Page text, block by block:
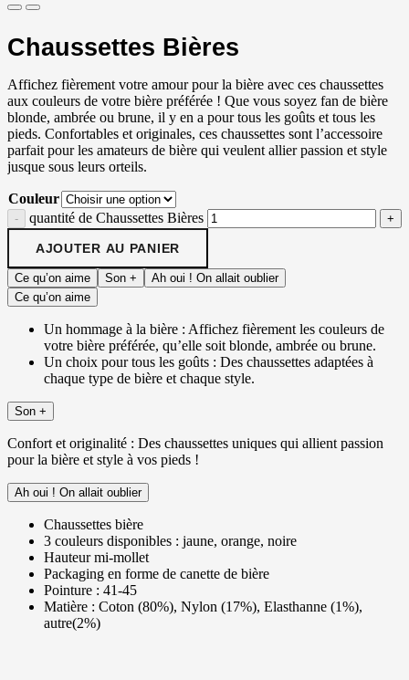
Chaussettes Bières
Affichez fièrement votre amour pour la bière avec ces chaussettes
aux couleurs de votre bière préférée ! Que vous soyez fan de bière
blonde, ambrée ou brune, il y en a pour tous les goûts et tous les
pieds. Confortables et originales, ces chaussettes sont l’accessoire
parfait pour les amateurs de bière qui veulent allier passion et style
jusque sous leurs orteils.
Couleur
quantité de Chaussettes Bières
AJOUTER AU PANIER
Ce qu’on aime Son +
Ah oui ! On allait oublier
Ce qu’on aime
Un hommage à la bière : Affichez fièrement les couleurs de
votre bière préférée, qu’elle soit blonde, ambrée ou brune.
Un choix pour tous les goûts : Des chaussettes adaptées à
chaque type de bière et chaque style.
Son +
Confort et originalité : Des chaussettes uniques qui allient passion
pour la bière et style à vos pieds !
Ah oui ! On allait oublier
Chaussettes bière
3 couleurs disponibles : jaune, orange, noire
Hauteur mi-mollet
Packaging en forme de canette de bière
Pointure : 41-45
Matière : Coton (80%), Nylon (17%), Elasthanne (1%),
autre(2%)